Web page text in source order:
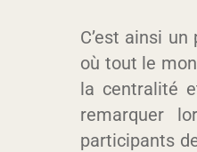
C’est ainsi
où tout le
la centralité
remarquer
participants